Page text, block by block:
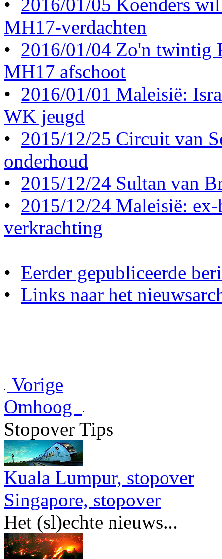
• 2016/01/05 Koenders
MH17-verdachten
• 2016/01/04 Zo'n twintig
MH17 afschoot
• 2016/01/01 Maleisië:
WK jeugd
• 2015/12/25 Circuit van
onderhoud
• 2015/12/24 Sultan van
• 2015/12/24 Maleisië:
verkrachting
• Eerder gepubliceerde
• Links naar het
Vorige
Omhoog
Stopover Tips
Kuala Lumpur, stopover
Singapore, stopover
Het (sl)echte nieuws...